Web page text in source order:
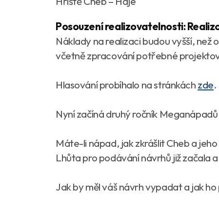
Posouzení realizovatelnosti:
Náklady na realizaci budou vyšší,
včetně zpracování potřebné
Hlasování probíhalo na stránkáchzde.
Nyní začíná druhý ročník
Máte-li nápad, jak zkrášlit Cheb a
Lhůta pro podávání návrhů již začala
Jak by měl váš návrh vypadat a jak